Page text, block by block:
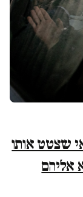
שצטט אותו
אליהם